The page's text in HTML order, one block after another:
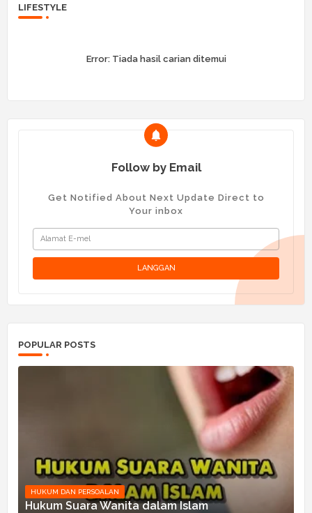
LIFESTYLE
Error:Tiada hasil carian ditemui
Follow by Email
Get Notified About Next Update Direct to
Your inbox
POPULAR POSTS
HUKUM DAN PERSOALAN
Hukum Suara Wanita dalam Islam